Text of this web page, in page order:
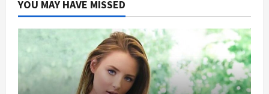
YOU MAY HAVE MISSED